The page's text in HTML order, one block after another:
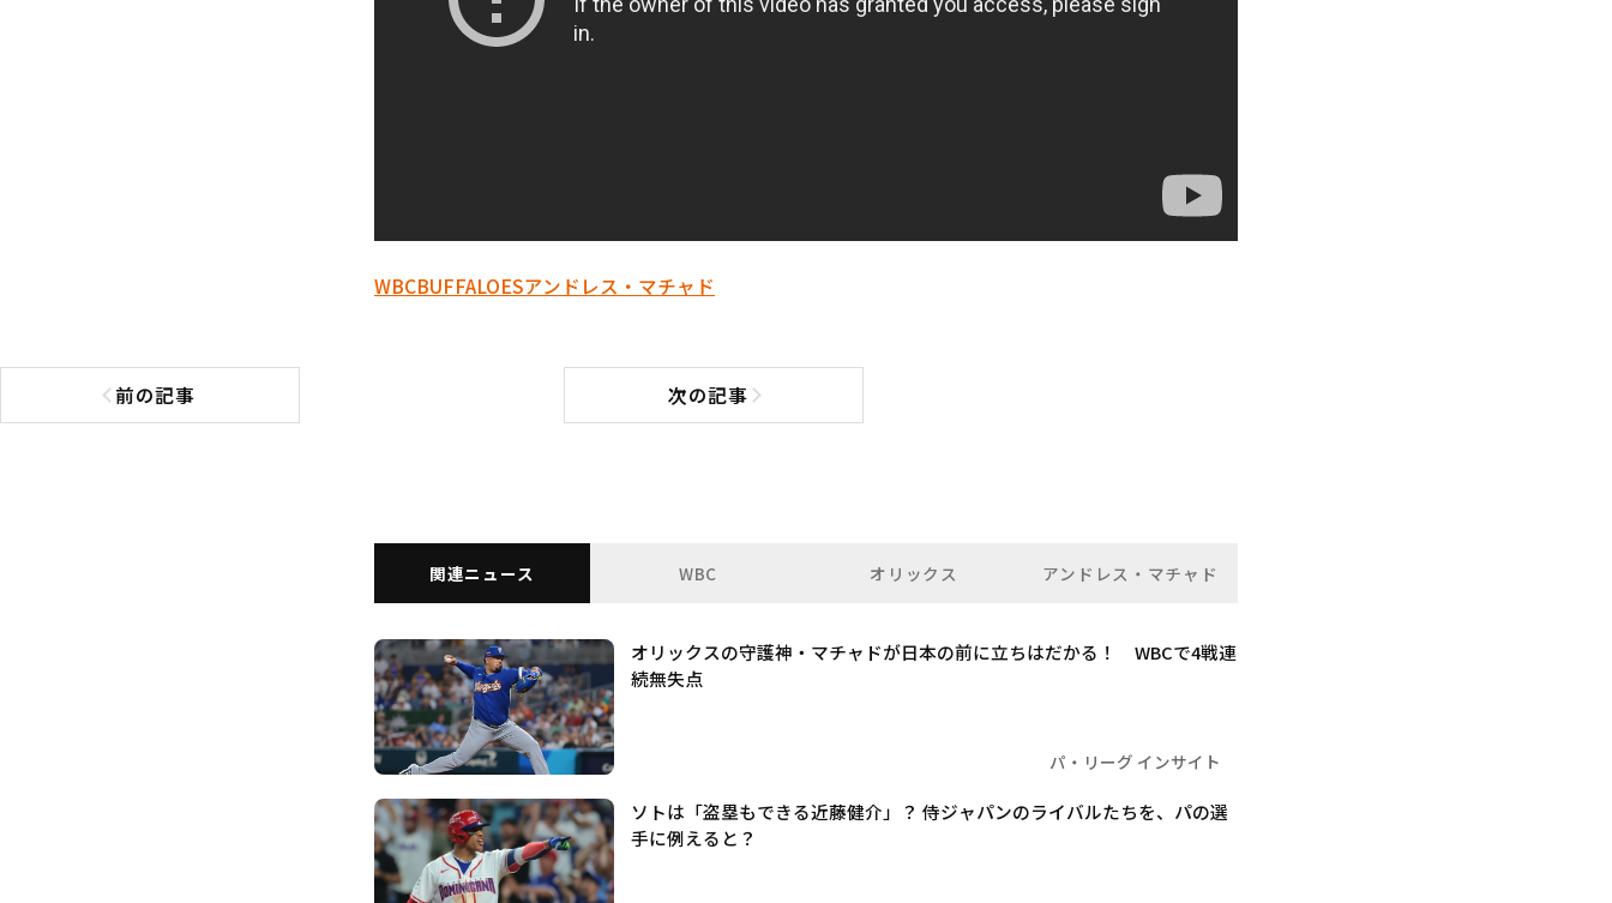
WBCBUFFALOESアンドレス・マチャド
前の記事
前の記事へ 次の記事次の記事へ
関連ニュース WBC オリックス アンドレス・マチャド
オリックスの守護神・マチャドが日本の前に立ちはだかる！ WBCで4戦連
続無失点
パ・リーグ インサイト
ソトは「盗塁もできる近藤健介」？ 侍ジャパンのライバルたちを、パの選
手に例えると？